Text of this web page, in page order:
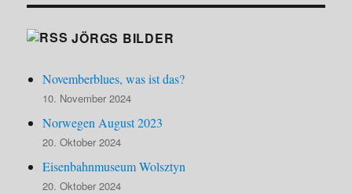
JÖRGS BILDER
Novemberblues, was ist das?
10. November 2024
Norwegen August 2023
20. Oktober 2024
Eisenbahnmuseum Wolsztyn
20. Oktober 2024